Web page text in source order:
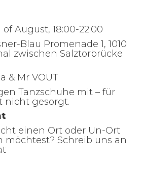
of August, 18:00-22:00
Blau Promenade 1, 1010
zwischen Salztorbrücke
& Mr VOUT
Tanzschuhe mit – für
nicht gesorgt.
einen Ort oder Un-Ort
möchtest? Schreib uns an